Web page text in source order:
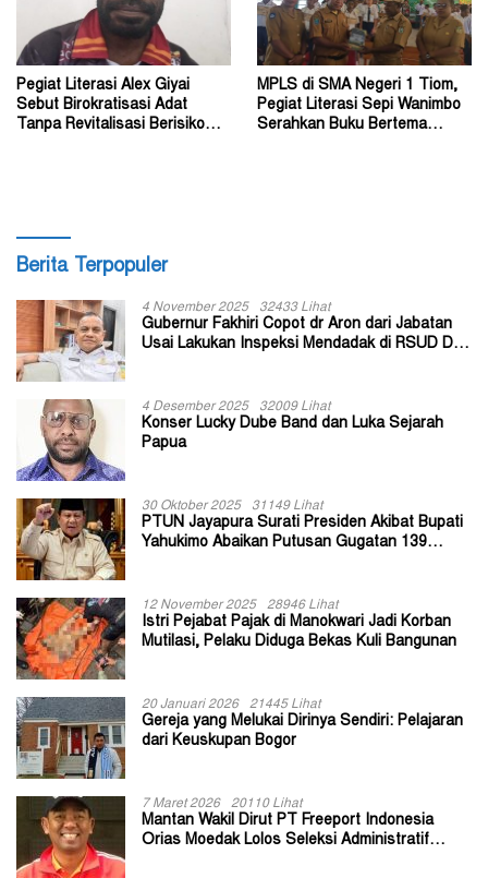
Pegiat Literasi Alex Giyai
Sebut Birokratisasi Adat
Tanpa Revitalisasi Berisiko
MPLS di SMA Negeri 1 Tiom,
Pegiat Literasi Sepi Wanimbo
Serahkan Buku Bertema
Berita Terpopuler
4 November 2025 32433 Lihat
Gubernur Fakhiri Copot dr Aron dari Jabatan
Usai Lakukan Inspeksi Mendadak di RSUD Dok
4 Desember 2025 32009 Lihat
Konser Lucky Dube Band dan Luka Sejarah
Papua
30 Oktober 2025 31149 Lihat
PTUN Jayapura Surati Presiden Akibat Bupati
Yahukimo Abaikan Putusan Gugatan 139
12 November 2025 28946 Lihat
Istri Pejabat Pajak di Manokwari Jadi Korban
Mutilasi, Pelaku Diduga Bekas Kuli Bangunan
20 Januari 2026 21445 Lihat
Gereja yang Melukai Dirinya Sendiri: Pelajaran
dari Keuskupan Bogor
7 Maret 2026 20110 Lihat
Mantan Wakil Dirut PT Freeport Indonesia
Orias Moedak Lolos Seleksi Administratif